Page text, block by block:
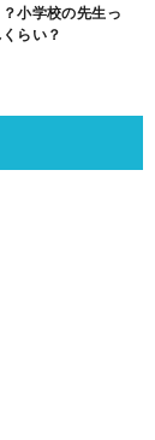
小学校の先生っ
らい？